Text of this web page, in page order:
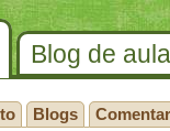
Blog de aula
Blogs